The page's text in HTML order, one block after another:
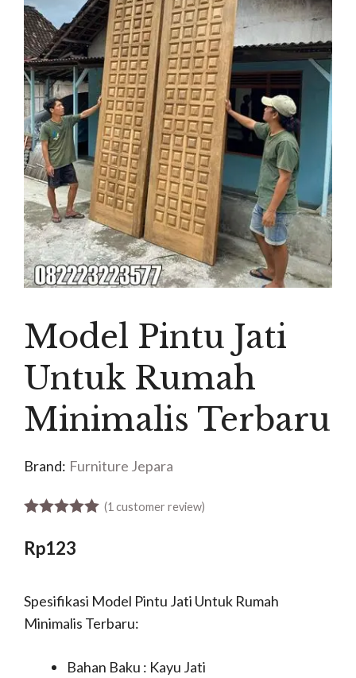
Model Pintu Jati
Untuk Rumah
Minimalis Terbaru
Brand: Furniture Jepara
(1 customer review)
Rp123
Spesifikasi Model Pintu Jati Untuk Rumah
Minimalis Terbaru:
Bahan Baku : Kayu Jati